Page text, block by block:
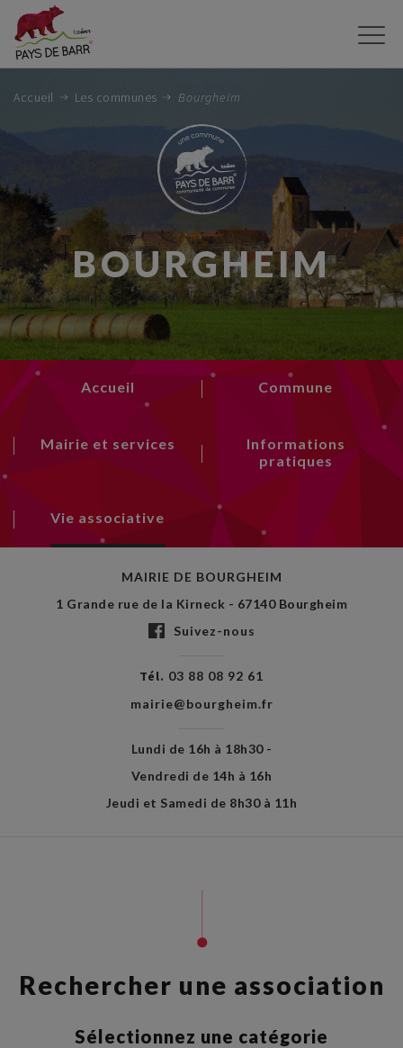
Accueil Les communes Bourgheim
BOURGHEIM
Accueil Commune
Mairie et services
Informations
pratiques
Vie associative
MAIRIE DE BOURGHEIM
1 Grande rue de la Kirneck - 67140 Bourgheim
Suivez-nous
Tél. 03 88 08 92 61
mairie@bourgheim.fr
Lundi de 16h à 18h30 -
Vendredi de 14h à 16h
Jeudi et Samedi de 8h30 à 11h
Rechercher une association
Sélectionnez une catégorie